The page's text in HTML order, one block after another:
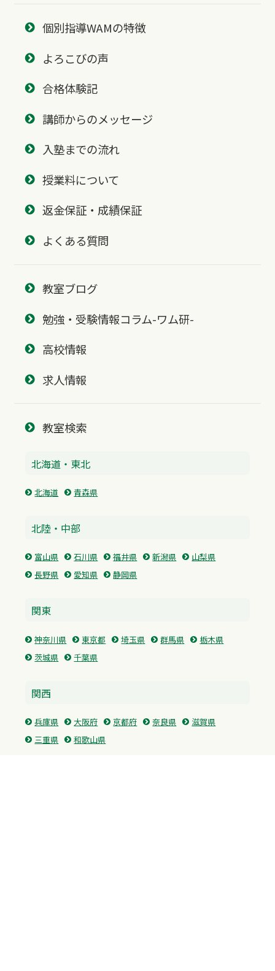
個別指導WAMの特徴
よろこびの声
合格体験記
講師からのメッセージ
入塾までの流れ
授業料について
返金保証・成績保証
よくある質問
教室ブログ
勉強・受験情報コラム-ワム研-
高校情報
求人情報
教室検索
北海道・東北
北海道 青森県
北陸・中部
富山県 石川県 福井県 新潟県
山梨県
長野県
愛知県 静岡県
関東
神奈川県 東京都 埼玉県 群馬県
栃木県
茨城県
千葉県
関西
兵庫県 大阪府 京都府 奈良県
滋賀県
三重県
和歌山県